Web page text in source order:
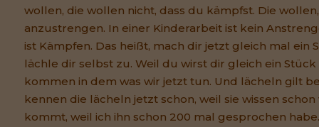
wollen, die wollen nicht, dass du kämpfst. Die
anzustrengen. In einer Kinderarbeit ist kein
ist Kämpfen. Das heißt, mach dir jetzt gleich mal ein
lächle dir selbst zu. Weil du wirst dir gleich ein
kommen in dem was wir jetzt tun. Und lächeln gilt
kennen die lächeln jetzt schon, weil sie wissen
kommt, weil ich ihn schon 200 mal gesprochen